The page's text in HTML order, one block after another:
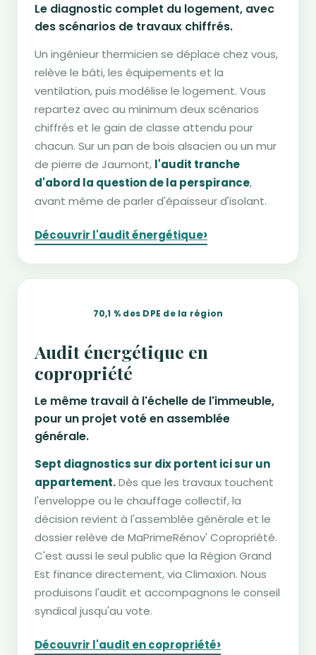
Le diagnostic complet du logement, avec
des scénarios de travaux chiffrés.
Un ingénieur thermicien se déplace chez vous,
relève le bâti, les équipements et la
ventilation, puis modélise le logement. Vous
repartez avec au minimum deux scénarios
chiffrés et le gain de classe attendu pour
chacun. Sur un pan de bois alsacien ou un mur
de pierre de Jaumont, l'audit tranche
d'abord la question de la perspirance,
avant même de parler d'épaisseur d'isolant.
Découvrir l'audit énergétique›
70,1 % des DPE de la région
Audit énergétique en
copropriété
Le même travail à l'échelle de l'immeuble,
pour un projet voté en assemblée
générale.
Sept diagnostics sur dix portent ici sur un
appartement.Dès que les travaux touchent
l'enveloppe ou le chauffage collectif, la
décision revient à l'assemblée générale et le
dossier relève de MaPrimeRénov' Copropriété.
C'est aussi le seul public que la Région Grand
Est finance directement, via Climaxion. Nous
produisons l'audit et accompagnons le conseil
syndical jusqu'au vote.
Découvrir l'audit en copropriété›